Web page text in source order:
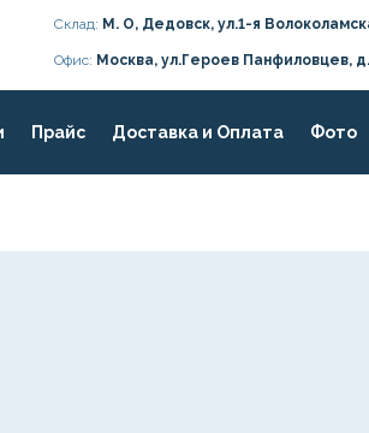
Склад: М. О, Дедовск, ул.1-я
Офис: Москва, ул.Героев Панфиловцев,
Прайс Доставка и Оплата Фото